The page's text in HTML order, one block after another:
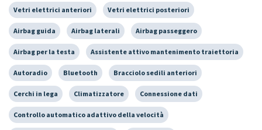
Vetri elettrici anteriori Vetri elettrici posteriori
Airbag guida Airbag laterali Airbag passeggero
Airbag per la testa Assistente attivo mantenimento traiettoria
Autoradio Bluetooth Bracciolo sedili anteriori
Cerchi in lega Climatizzatore Connessione dati
Controllo automatico adattivo della velocità